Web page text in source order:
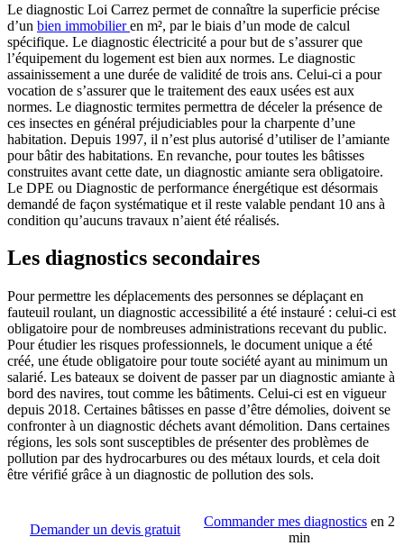
Le diagnostic Loi Carrez permet de connaître la superficie précise
d’un bien immobilieren m², par le biais d’un mode de calcul
spécifique. Le diagnostic électricité a pour but de s’assurer que
l’équipement du logement est bien aux normes. Le diagnostic
assainissement a une durée de validité de trois ans. Celui-ci a pour
vocation de s’assurer que le traitement des eaux usées est aux
normes. Le diagnostic termites permettra de déceler la présence de
ces insectes en général préjudiciables pour la charpente d’une
habitation. Depuis 1997, il n’est plus autorisé d’utiliser de l’amiante
pour bâtir des habitations. En revanche, pour toutes les bâtisses
construites avant cette date, un diagnostic amiante sera obligatoire.
Le DPE ou Diagnostic de performance énergétique est désormais
demandé de façon systématique et il reste valable pendant 10 ans à
condition qu’aucuns travaux n’aient été réalisés.
Les diagnostics secondaires
Pour permettre les déplacements des personnes se déplaçant en
fauteuil roulant, un diagnostic accessibilité a été instauré : celui-ci est
obligatoire pour de nombreuses administrations recevant du public.
Pour étudier les risques professionnels, le document unique a été
créé, une étude obligatoire pour toute société ayant au minimum un
salarié. Les bateaux se doivent de passer par un diagnostic amiante à
bord des navires, tout comme les bâtiments. Celui-ci est en vigueur
depuis 2018. Certaines bâtisses en passe d’être démolies, doivent se
confronter à un diagnostic déchets avant démolition. Dans certaines
régions, les sols sont susceptibles de présenter des problèmes de
pollution par des hydrocarbures ou des métaux lourds, et cela doit
être vérifié grâce à un diagnostic de pollution des sols.
Demander un devis gratuit
Commander mes diagnostics en 2
min